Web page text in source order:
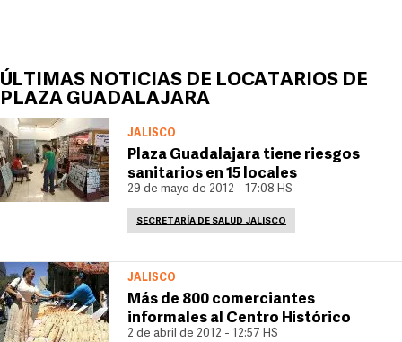
ÚLTIMAS NOTICIAS DE LOCATARIOS DE
PLAZA GUADALAJARA
JALISCO
Plaza Guadalajara tiene riesgos
sanitarios en 15 locales
29 de mayo de 2012 - 17:08 HS
SECRETARÍA DE SALUD JALISCO
JALISCO
Más de 800 comerciantes
informales al Centro Histórico
2 de abril de 2012 - 12:57 HS